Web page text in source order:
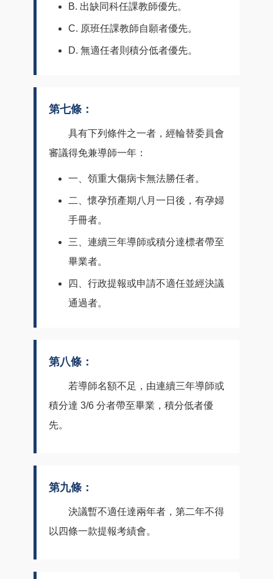
B. 出缺同科任課教師優先。
C. 原班任課教師自願者優先。
D. 無適任者則積分低者優先。
第七條：
具有下列條件之一者，經輪替委員會
審議得免兼導師一年：
一、領重大傷病卡無法勝任者。
二、懷孕預產期八月一日後，有孕婦
手冊者。
三、連續三年導師或積分達標者帶至
畢業者。
四、行政提報或申請不適任並經決議
通過者。
第八條：
若導師名額不足，由連續三年導師或
積分達 3/6 分者帶至畢業，積分低者優
先。
第九條：
決議暫不適任達兩年者，第二年不得
以四條一款提報考績會。